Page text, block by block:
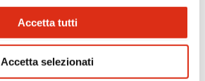
Accetta tutti
Accetta selezionati